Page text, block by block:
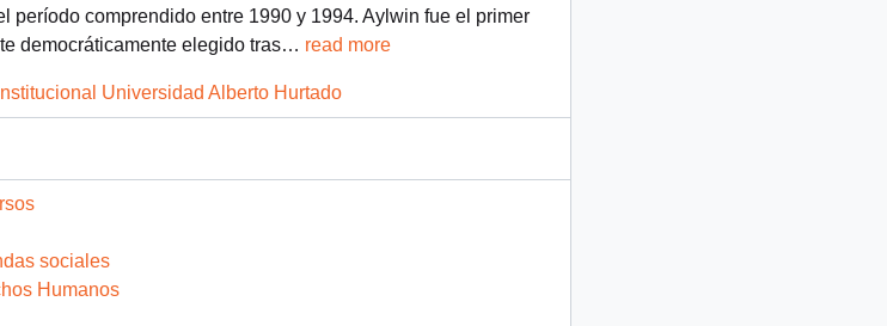
período comprendido entre 1990 y 1994. Aylwin fue el primer
democráticamente elegido tras… read more
Universidad Alberto Hurtado
sociales
Humanos